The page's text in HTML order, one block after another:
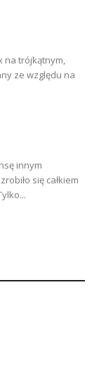
na trójkątnym,
ze względu na
innym
się całkiem